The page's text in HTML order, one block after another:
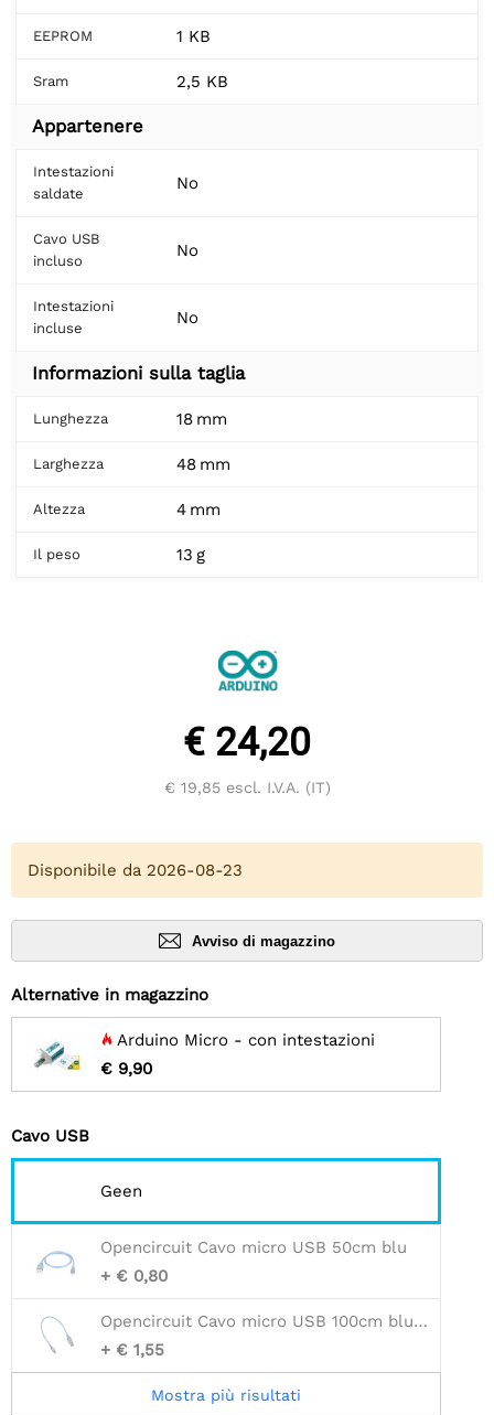
EEPROM 1 KB
Sram 2,5 KB
Appartenere
Intestazioni
saldate
No
Cavo USB
incluso
No
Intestazioni
incluse
No
Informazioni sulla taglia
Lunghezza 18 mm
Larghezza 48 mm
Altezza 4 mm
Il peso 13 g
€ 24,20
€ 19,85escl. I.V.A. (IT)
Disponibile da 2026-08-23
Avviso di magazzino
Alternative in magazzino
Arduino Micro - con intestazioni
€ 9,90
Cavo USB
Geen
Opencircuit Cavo micro USB 50cm blu
+ € 0,80
Opencircuit Cavo micro USB 100cm blu - 30AWG
+ € 1,55
Mostra più risultati